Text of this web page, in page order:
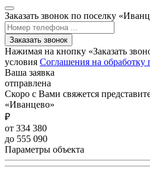
Заказать звонок по поселку
Заказать звонок
Нажимая на кнопку «Заказать
условия Соглашения на
Ваша заявка
отправлена
Скоро с Вами свяжется
«Иванцево»
₽
от 334 380
до 555 090
Параметры объекта